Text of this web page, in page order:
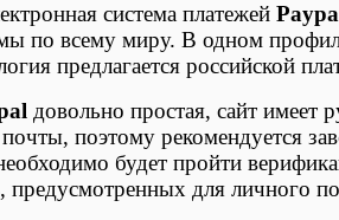
система платежей
по всему миру. В одном
предлагается российской
довольно простая, сайт имеет
поэтому рекомендуется
будет пройти
предусмотренных для личного